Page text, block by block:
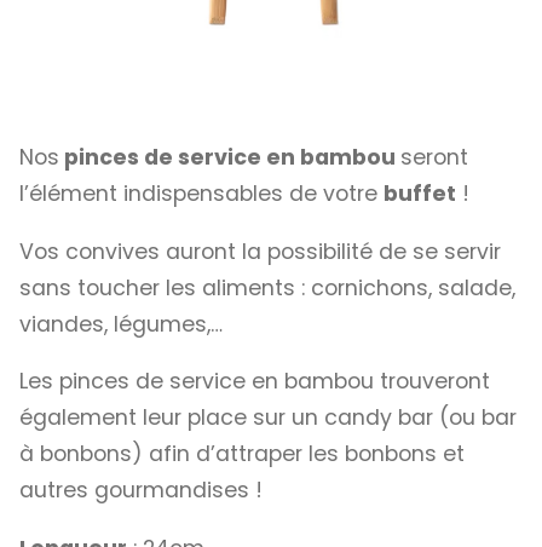
Nos pinces de service en bambou seront
l’élément indispensables de votre buffet !
Vos convives auront la possibilité de se servir
sans toucher les aliments : cornichons, salade,
viandes, légumes,…
Les pinces de service en bambou trouveront
également leur place sur un candy bar (ou bar
à bonbons) afin d’attraper les bonbons et
autres gourmandises !